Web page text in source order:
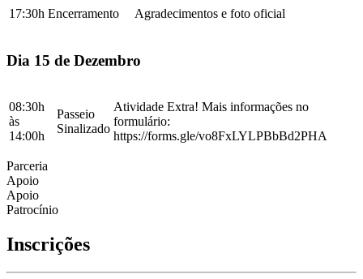
17:30h Encerramento Agradecimentos e foto oficial
Dia 15 de Dezembro
08:30h
às
14:00h
Passeio
Sinalizado
Atividade Extra! Mais informações no
formulário:
https://forms.gle/vo8FxLYLPBbBd2PHA
Parceria
Apoio
Apoio
Patrocínio
Inscrições